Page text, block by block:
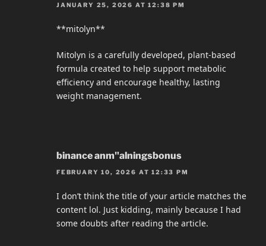
JANUARY 25, 2026 AT 12:38 PM
**mitolyn**
Mitolyn is a carefully developed, plant-based
formula created to help support metabolic
efficiency and encourage healthy, lasting
weight management.
binance anm"alningsbonus
FEBRUARY 10, 2026 AT 12:33 PM
I don’t think the title of your article matches the
content lol. Just kidding, mainly because I had
some doubts after reading the article.